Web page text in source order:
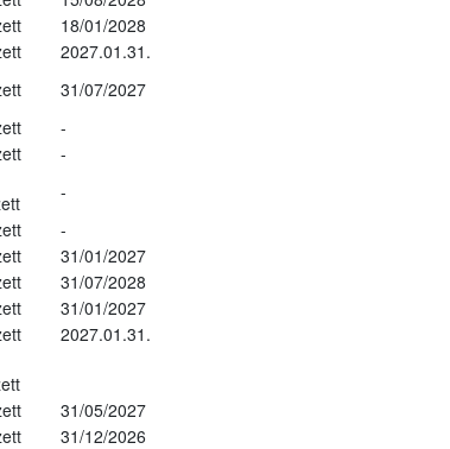
18/01/2028
2027.01.31.
31/07/2027
-
-
-
-
31/01/2027
31/07/2028
31/01/2027
2027.01.31.
31/05/2027
31/12/2026